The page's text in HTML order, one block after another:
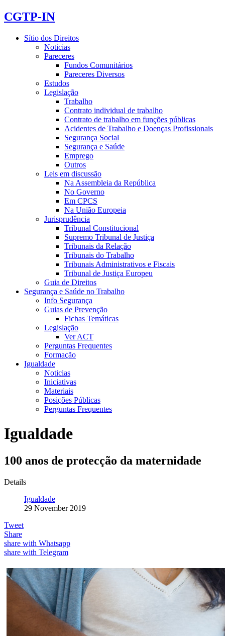
CGTP-IN
Sítio dos Direitos
Noticias
Pareceres
Fundos Comunitários
Pareceres Diversos
Estudos
Legislação
Trabalho
Contrato individual de trabalho
Contrato de trabalho em funções públicas
Acidentes de Trabalho e Doenças Profissionais
Segurança Social
Segurança e Saúde
Emprego
Outros
Leis em discussão
Na Assembleia da República
No Governo
Em CPCS
Na União Europeia
Jurisprudência
Tribunal Constitucional
Supremo Tribunal de Justiça
Tribunais da Relação
Tribunais do Trabalho
Tribunais Administrativos e Fiscais
Tribunal de Justiça Europeu
Guia de Direitos
Segurança e Saúde no Trabalho
Info Segurança
Guias de Prevenção
Fichas Temáticas
Legislação
Ver ACT
Perguntas Frequentes
Formação
Igualdade
Noticias
Iniciativas
Materiais
Posições Públicas
Perguntas Frequentes
Igualdade
100 anos de protecção da maternidade
Details
Igualdade
29 November 2019
Tweet
Share
share with Whatsapp
share with Telegram